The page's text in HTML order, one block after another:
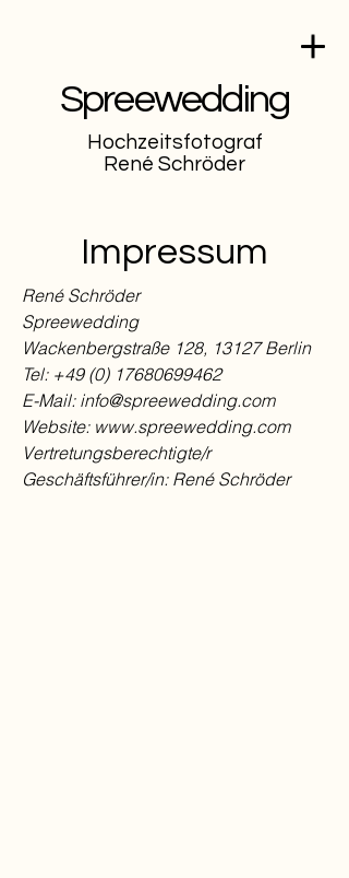
Spreewedding
Hochzeitsfotograf
René Schröder
Impressum
René Schröder
Spreewedding
Wackenbergstraße 128, 13127 Berlin
Tel: +49 (0) 17680699462
E-Mail: info@spreewedding.com
Website: www.spreewedding.com
Vertretungsberechtigte/r
Geschäftsführer/in: René Schröder